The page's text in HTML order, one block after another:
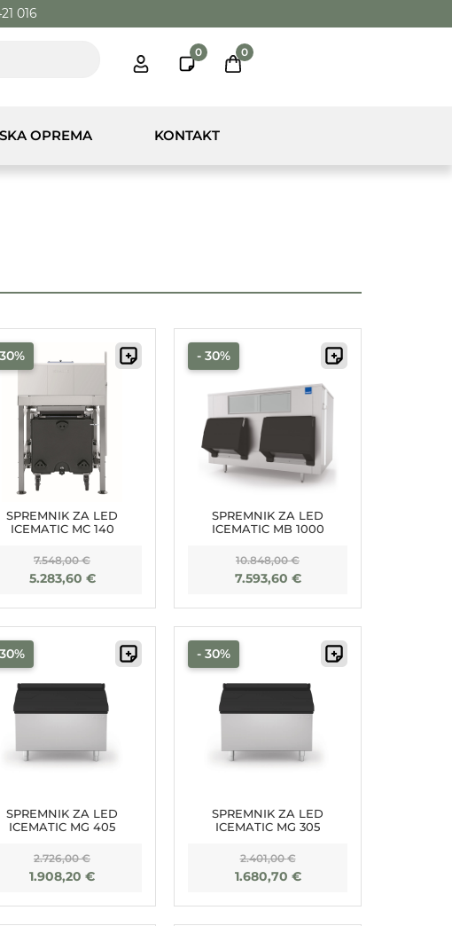
016
0 0
OPREMA KONTAKT
SPREMNIK ZA LED
ICEMATIC MC 140
7.548,00€
5.283,60 €
- 30%
SPREMNIK ZA LED
ICEMATIC MB 1000
10.848,00€
7.593,60 €
SPREMNIK ZA LED
ICEMATIC MG 405
2.726,00€
1.908,20 €
- 30%
SPREMNIK ZA LED
ICEMATIC MG 305
2.401,00€
1.680,70 €